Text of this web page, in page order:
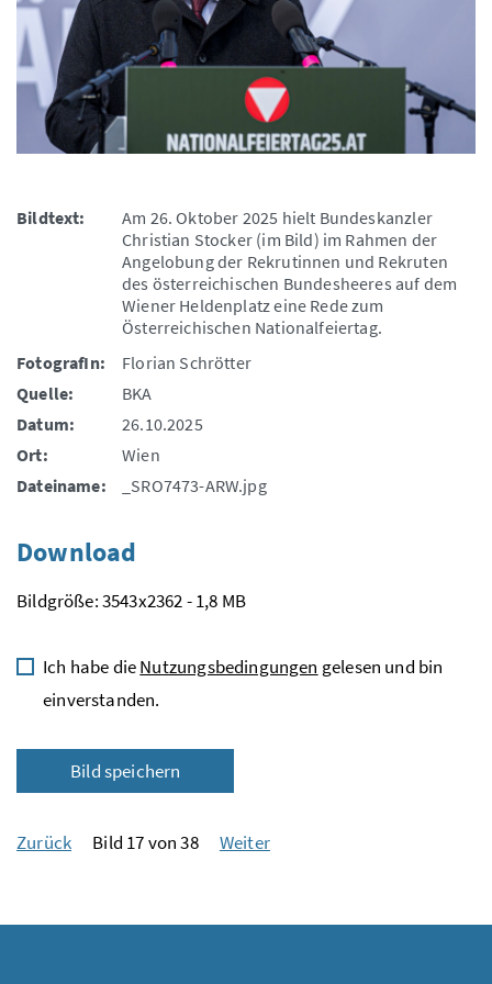
Bildtext:
Am 26. Oktober 2025 hielt Bundeskanzler
Christian Stocker (im Bild) im Rahmen der
Angelobung der Rekrutinnen und Rekruten
des österreichischen Bundesheeres auf dem
Wiener Heldenplatz eine Rede zum
Österreichischen Nationalfeiertag.
FotografIn:
Florian Schrötter
Quelle:
BKA
Datum:
26.10.2025
Ort:
Wien
Dateiname:
_SRO7473-ARW.jpg
Download
Bildgröße: 3543x2362 - 1,8 MB
Ich habe dieNutzungsbedingungen gelesen und bin
einverstanden.
Bild speichern
Zurück Bild 17 von 38 Weiter